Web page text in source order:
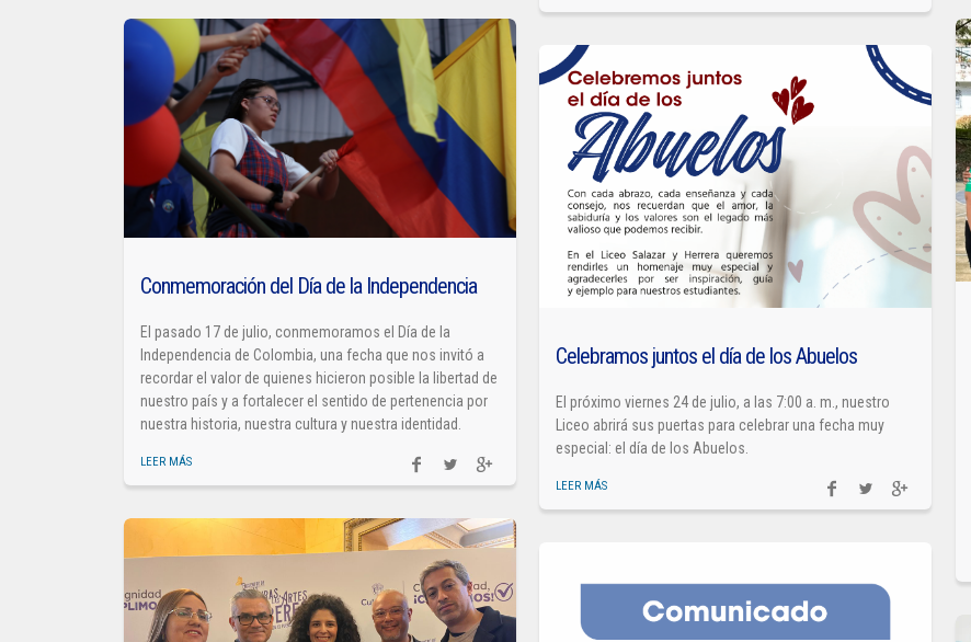
Conmemoración del Día de la Independencia
El pasado 17 de julio, conmemoramos el Día de la
Independencia de Colombia, una fecha que nos invitó a
recordar el valor de quienes hicieron posible la libertad de
nuestro país y a fortalecer el sentido de pertenencia por
nuestra historia, nuestra cultura y nuestra identidad.
LEER MÁS
Celebramos juntos el día de los Abuelos
El próximo viernes 24 de julio, a las 7:00 a. m., nuestro
Liceo abrirá sus puertas para celebrar una fecha muy
especial: el día de los Abuelos.
LEER MÁS